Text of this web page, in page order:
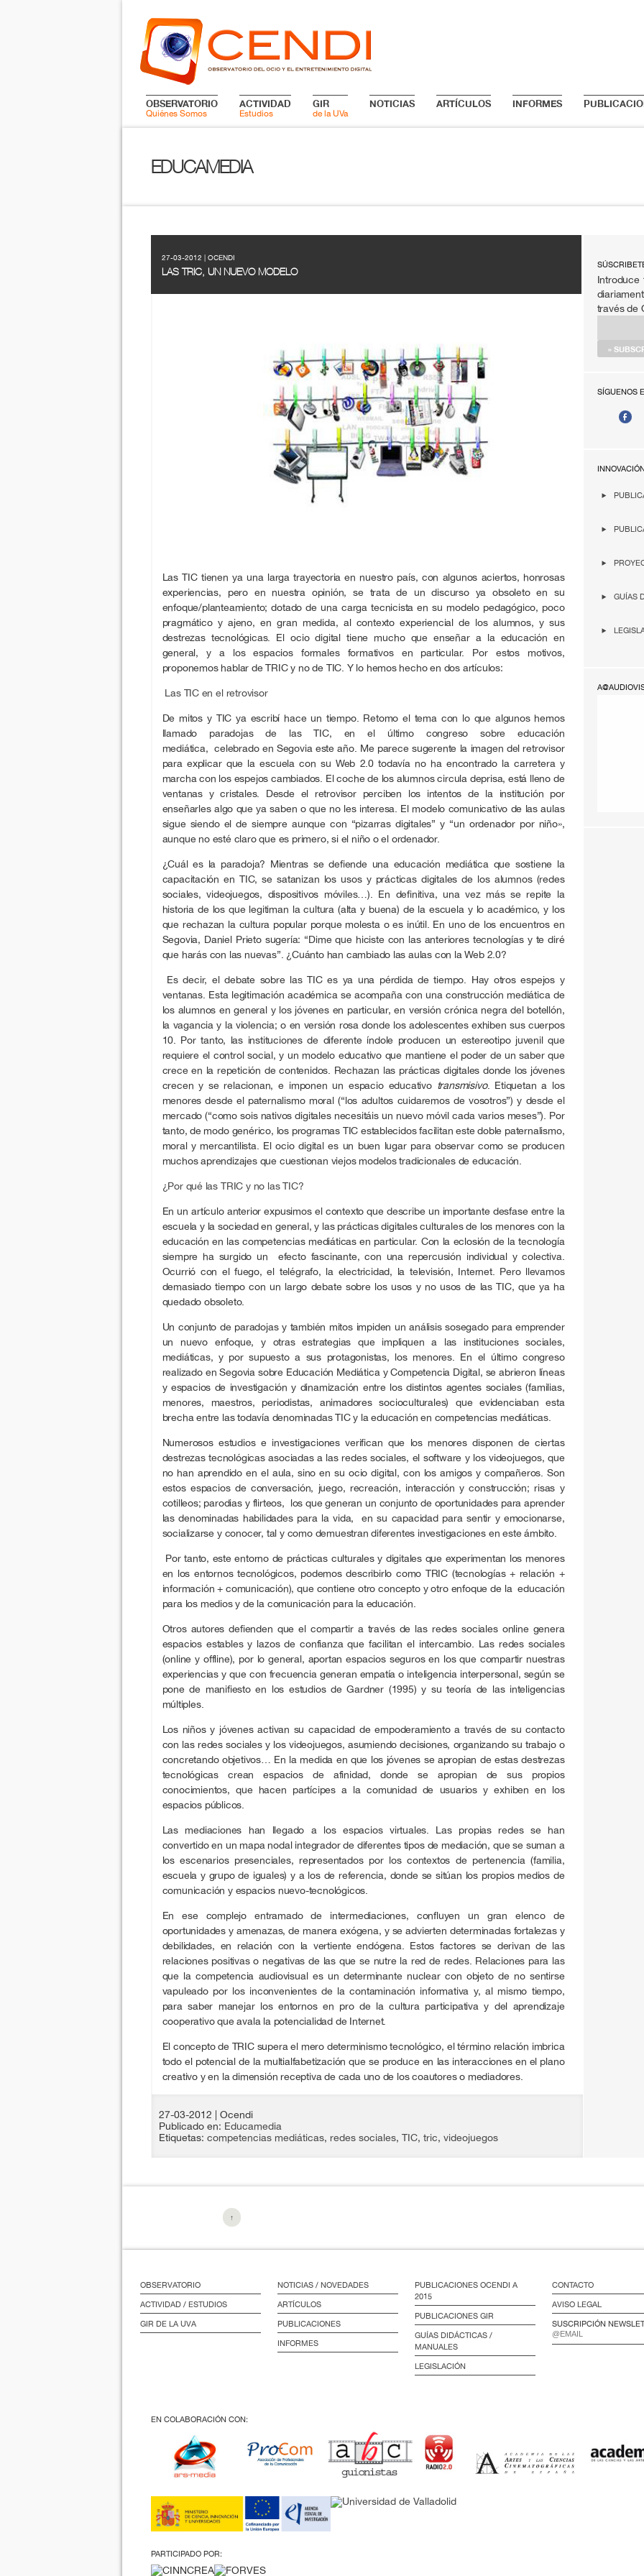
OBSERVATORIO
Quiénes Somos
ACTIVIDAD
Estudios
GIR
de la UVa
NOTICIAS ARTÍCULOS INFORMES
EDUCAMEDIA
través de
SÍGUENOS
GUÍAS
27-03-2012 | OCENDI
LAS TRIC, UN NUEVO MODELO
Las TIC tienen ya una larga trayectoria en nuestro país, con algunos aciertos, honrosas
experiencias, pero en nuestra opinión, se trata de un discurso ya obsoleto en su
enfoque/planteamiento; dotado de una carga tecnicista en su modelo pedagógico, poco
pragmático y ajeno, en gran medida, al contexto experiencial de los alumnos, y sus
destrezas tecnológicas. El ocio digital tiene mucho que enseñar a la educación en
general, y a los espacios formales formativos en particular. Por estos motivos,
proponemos hablar de TRIC y no de TIC. Y lo hemos hecho en dos artículos:
Las TIC en el retrovisor
De mitos y TIC ya escribí hace un tiempo. Retomo el tema con lo que algunos hemos
llamado paradojas de las TIC, en el último congreso sobre educación
mediática, celebrado en Segovia este año. Me parece sugerente la imagen del retrovisor
para explicar que la escuela con su Web 2.0 todavía no ha encontrado la carretera y
marcha con los espejos cambiados. El coche de los alumnos circula deprisa, está lleno de
ventanas y cristales. Desde el retrovisor perciben los intentos de la institución por
enseñarles algo que ya saben o que no les interesa. El modelo comunicativo de las aulas
sigue siendo el de siempre aunque con “pizarras digitales” y “un ordenador por niño»,
aunque no esté claro que es primero, si el niño o el ordenador.
¿Cuál es la paradoja? Mientras se defiende una educación mediática que sostiene la
capacitación en TIC, se satanizan los usos y prácticas digitales de los alumnos (redes
sociales, videojuegos, dispositivos móviles…). En definitiva, una vez más se repite la
historia de los que legitiman la cultura (alta y buena) de la escuela y lo académico, y los
que rechazan la cultura popular porque molesta o es inútil. En uno de los encuentros en
Segovia, Daniel Prieto sugería: “Dime que hiciste con las anteriores tecnologías y te diré
que harás con las nuevas”. ¿Cuánto han cambiado las aulas con la Web 2.0?
Es decir, el debate sobre las TIC es ya una pérdida de tiempo. Hay otros espejos y
ventanas. Esta legitimación académica se acompaña con una construcción mediática de
los alumnos en general y los jóvenes en particular, en versión crónica negra del botellón,
la vagancia y la violencia; o en versión rosa donde los adolescentes exhiben sus cuerpos
10. Por tanto, las instituciones de diferente índole producen un estereotipo juvenil que
requiere el control social, y un modelo educativo que mantiene el poder de un saber que
crece en la repetición de contenidos. Rechazan las prácticas digitales donde los jóvenes
crecen y se relacionan, e imponen un espacio educativo transmisivo. Etiquetan a los
menores desde el paternalismo moral (“los adultos cuidaremos de vosotros”) y desde el
mercado (“como sois nativos digitales necesitáis un nuevo móvil cada varios meses”). Por
tanto, de modo genérico, los programas TIC establecidos facilitan este doble paternalismo,
moral y mercantilista. El ocio digital es un buen lugar para observar como se producen
muchos aprendizajes que cuestionan viejos modelos tradicionales de educación.
¿Por qué las TRIC y no las TIC?
En un artículo anterior expusimos el contexto que describe un importante desfase entre la
escuela y la sociedad en general, y las prácticas digitales culturales de los menores con la
educación en las competencias mediáticas en particular. Con la eclosión de la tecnología
siempre ha surgido un efecto fascinante, con una repercusión individual y colectiva.
Ocurrió con el fuego, el telégrafo, la electricidad, la televisión, Internet. Pero llevamos
demasiado tiempo con un largo debate sobre los usos y no usos de las TIC, que ya ha
quedado obsoleto.
Un conjunto de paradojas y también mitos impiden un análisis sosegado para emprender
un nuevo enfoque, y otras estrategias que impliquen a las instituciones sociales,
mediáticas, y por supuesto a sus protagonistas, los menores. En el último congreso
realizado en Segovia sobre Educación Mediática y Competencia Digital, se abrieron líneas
y espacios de investigación y dinamización entre los distintos agentes sociales (familias,
menores, maestros, periodistas, animadores socioculturales) que evidenciaban esta
brecha entre las todavía denominadas TIC y la educación en competencias mediáticas.
Numerosos estudios e investigaciones verifican que los menores disponen de ciertas
destrezas tecnológicas asociadas a las redes sociales, el software y los videojuegos, que
no han aprendido en el aula, sino en su ocio digital, con los amigos y compañeros. Son
estos espacios de conversación, juego, recreación, interacción y construcción; risas y
cotilleos; parodias y flirteos, los que generan un conjunto de oportunidades para aprender
las denominadas habilidades para la vida, en su capacidad para sentir y emocionarse,
socializarse y conocer, tal y como demuestran diferentes investigaciones en este ámbito.
Por tanto, este entorno de prácticas culturales y digitales que experimentan los menores
en los entornos tecnológicos, podemos describirlo como TRIC (tecnologías + relación +
información + comunicación), que contiene otro concepto y otro enfoque de la educación
para los medios y de la comunicación para la educación.
Otros autores defienden que el compartir a través de las redes sociales online genera
espacios estables y lazos de confianza que facilitan el intercambio. Las redes sociales
(online y offline), por lo general, aportan espacios seguros en los que compartir nuestras
experiencias y que con frecuencia generan empatía o inteligencia interpersonal, según se
pone de manifiesto en los estudios de Gardner (1995) y su teoría de las inteligencias
múltiples.
Los niños y jóvenes activan su capacidad de empoderamiento a través de su contacto
con las redes sociales y los videojuegos, asumiendo decisiones, organizando su trabajo o
concretando objetivos… En la medida en que los jóvenes se apropian de estas destrezas
tecnológicas crean espacios de afinidad, donde se apropian de sus propios
conocimientos, que hacen partícipes a la comunidad de usuarios y exhiben en los
espacios públicos.
Las mediaciones han llegado a los espacios virtuales. Las propias redes se han
convertido en un mapa nodal integrador de diferentes tipos de mediación, que se suman a
los escenarios presenciales, representados por los contextos de pertenencia (familia,
escuela y grupo de iguales) y a los de referencia, donde se sitúan los propios medios de
comunicación y espacios nuevo-tecnológicos.
En ese complejo entramado de intermediaciones, confluyen un gran elenco de
oportunidades y amenazas, de manera exógena, y se advierten determinadas fortalezas y
debilidades, en relación con la vertiente endógena. Estos factores se derivan de las
relaciones positivas o negativas de las que se nutre la red de redes. Relaciones para las
que la competencia audiovisual es un determinante nuclear con objeto de no sentirse
vapuleado por los inconvenientes de la contaminación informativa y, al mismo tiempo,
para saber manejar los entornos en pro de la cultura participativa y del aprendizaje
cooperativo que avala la potencialidad de Internet.
El concepto de TRIC supera el mero determinismo tecnológico, el término relación imbrica
todo el potencial de la multialfabetización que se produce en las interacciones en el plano
creativo y en la dimensión receptiva de cada uno de los coautores o mediadores.
27-03-2012
| Ocendi
Publicado en: Educamedia
Etiquetas: competencias mediáticas, redes sociales, TIC, tric, videojuegos
↑
OBSERVATORIO
ACTIVIDAD / ESTUDIOS
GIR DE LA UVA
NOTICIAS / NOVEDADES
ARTÍCULOS
PUBLICACIONES
INFORMES
PUBLICACIONES OCENDI A
2015
PUBLICACIONES GIR
GUÍAS DIDÁCTICAS /
MANUALES
LEGISLACIÓN
CONTACTO
AVISO LEGAL
SUSCRIPCIÓN
EN COLABORACIÓN CON:
PARTICIPADO POR: